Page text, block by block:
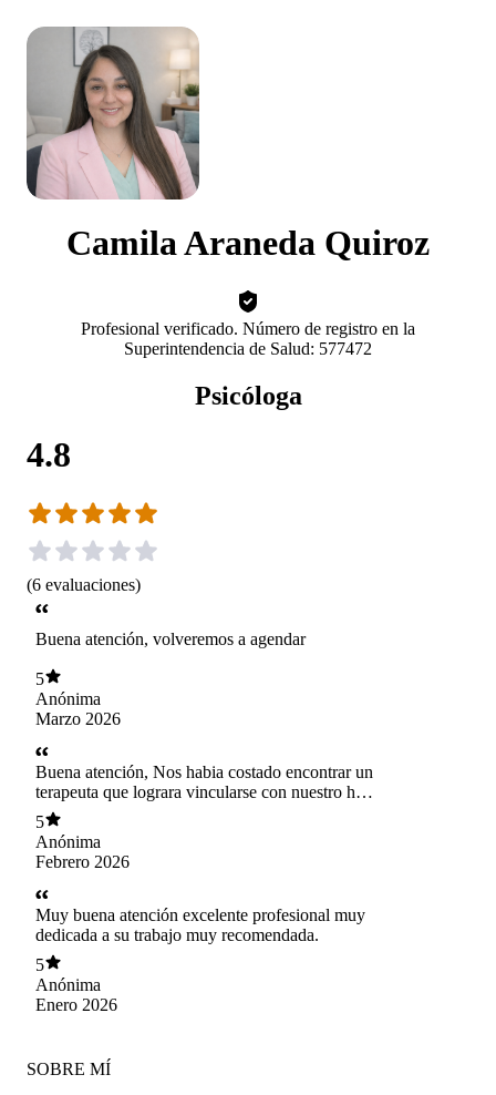
Camila Araneda Quiroz
Profesional verificado. Número de registro en la
Superintendencia de Salud: 577472
Psicóloga
4.8
(6 evaluaciones)
Buena atención, volveremos a agendar
5
Anónima
Marzo 2026
Buena atención, Nos habia costado encontrar un
terapeuta que lograra vincularse con nuestro hijo
adolescente, pero llegamos a un buen lugar,
recomendada.
5
Anónima
Febrero 2026
Muy buena atención excelente profesional muy
dedicada a su trabajo muy recomendada.
5
Anónima
Enero 2026
SOBRE MÍ